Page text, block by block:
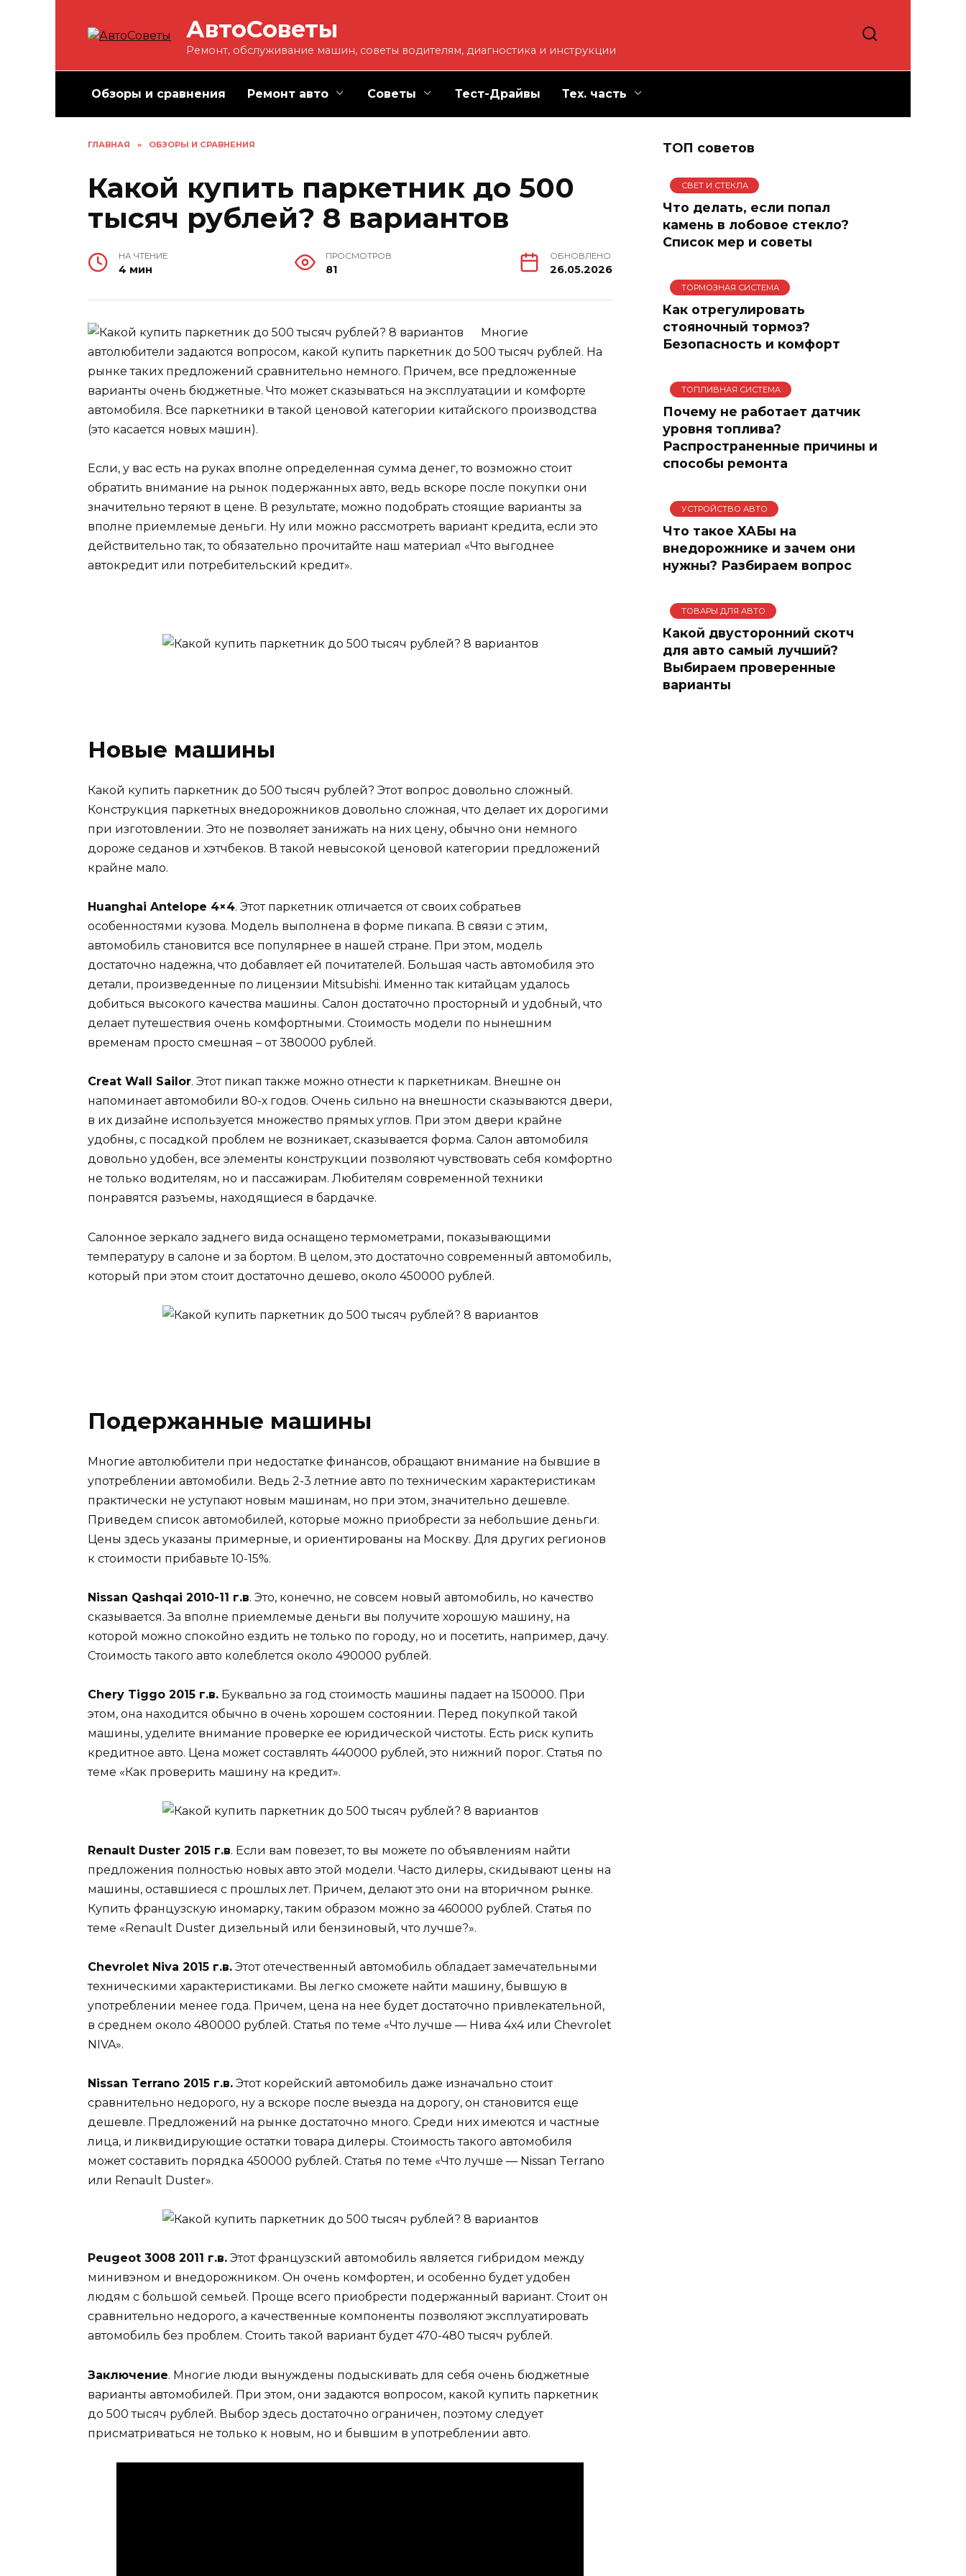
АвтоСоветы
Ремонт, обслуживание машин, советы водителям, диагностика и инструкции
Обзоры и сравнения Ремонт авто Советы Тест-Драйвы Тех. часть
ГЛАВНАЯ » ОБЗОРЫ И СРАВНЕНИЯ
Какой купить паркетник до 500
тысяч рублей? 8 вариантов
НА ЧТЕНИЕ
4 мин
ПРОСМОТРОВ
81
ОБНОВЛЕНО
26.05.2026
Многие
автолюбители задаются вопросом, какой купить паркетник до 500 тысяч рублей. На
рынке таких предложений сравнительно немного. Причем, все предложенные
варианты очень бюджетные. Что может сказываться на эксплуатации и комфорте
автомобиля. Все паркетники в такой ценовой категории китайского производства
(это касается новых машин).
Если, у вас есть на руках вполне определенная сумма денег, то возможно стоит
обратить внимание на рынок подержанных авто, ведь вскоре после покупки они
значительно теряют в цене. В результате, можно подобрать стоящие варианты за
вполне приемлемые деньги. Ну или можно рассмотреть вариант кредита, если это
действительно так, то обязательно прочитайте наш материал «Что выгоднее
автокредит или потребительский кредит».
Новые машины
Какой купить паркетник до 500 тысяч рублей? Этот вопрос довольно сложный.
Конструкция паркетных внедорожников довольно сложная, что делает их дорогими
при изготовлении. Это не позволяет занижать на них цену, обычно они немного
дороже седанов и хэтчбеков. В такой невысокой ценовой категории предложений
крайне мало.
Huanghai Antelope 4×4. Этот паркетник отличается от своих собратьев
особенностями кузова. Модель выполнена в форме пикапа. В связи с этим,
автомобиль становится все популярнее в нашей стране. При этом, модель
достаточно надежна, что добавляет ей почитателей. Большая часть автомобиля это
детали, произведенные по лицензии Mitsubishi. Именно так китайцам удалось
добиться высокого качества машины. Салон достаточно просторный и удобный, что
делает путешествия очень комфортными. Стоимость модели по нынешним
временам просто смешная – от 380000 рублей.
Creat Wall Sailor. Этот пикап также можно отнести к паркетникам. Внешне он
напоминает автомобили 80-х годов. Очень сильно на внешности сказываются двери,
в их дизайне используется множество прямых углов. При этом двери крайне
удобны, с посадкой проблем не возникает, сказывается форма. Салон автомобиля
довольно удобен, все элементы конструкции позволяют чувствовать себя комфортно
не только водителям, но и пассажирам. Любителям современной техники
понравятся разъемы, находящиеся в бардачке.
Салонное зеркало заднего вида оснащено термометрами, показывающими
температуру в салоне и за бортом. В целом, это достаточно современный автомобиль,
который при этом стоит достаточно дешево, около 450000 рублей.
Подержанные машины
Многие автолюбители при недостатке финансов, обращают внимание на бывшие в
употреблении автомобили. Ведь 2-3 летние авто по техническим характеристикам
практически не уступают новым машинам, но при этом, значительно дешевле.
Приведем список автомобилей, которые можно приобрести за небольшие деньги.
Цены здесь указаны примерные, и ориентированы на Москву. Для других регионов
к стоимости прибавьте 10-15%.
Nissan Qashqai 2010-11 г.в. Это, конечно, не совсем новый автомобиль, но качество
сказывается. За вполне приемлемые деньги вы получите хорошую машину, на
которой можно спокойно ездить не только по городу, но и посетить, например, дачу.
Стоимость такого авто колеблется около 490000 рублей.
Chery Tiggo 2015 г.в. Буквально за год стоимость машины падает на 150000. При
этом, она находится обычно в очень хорошем состоянии. Перед покупкой такой
машины, уделите внимание проверке ее юридической чистоты. Есть риск купить
кредитное авто. Цена может составлять 440000 рублей, это нижний порог. Статья по
теме «Как проверить машину на кредит».
Renault Duster 2015 г.в. Если вам повезет, то вы можете по объявлениям найти
предложения полностью новых авто этой модели. Часто дилеры, скидывают цены на
машины, оставшиеся с прошлых лет. Причем, делают это они на вторичном рынке.
Купить французскую иномарку, таким образом можно за 460000 рублей. Статья по
теме «Renault Duster дизельный или бензиновый, что лучше?».
Chevrolet Niva 2015 г.в. Этот отечественный автомобиль обладает замечательными
техническими характеристиками. Вы легко сможете найти машину, бывшую в
употреблении менее года. Причем, цена на нее будет достаточно привлекательной,
в среднем около 480000 рублей. Статья по теме «Что лучше — Нива 4х4 или Chevrolet
NIVA».
Nissan Terrano 2015 г.в. Этот корейский автомобиль даже изначально стоит
сравнительно недорого, ну а вскоре после выезда на дорогу, он становится еще
дешевле. Предложений на рынке достаточно много. Среди них имеются и частные
лица, и ликвидирующие остатки товара дилеры. Стоимость такого автомобиля
может составить порядка 450000 рублей. Статья по теме «Что лучше — Nissan Terrano
или Renault Duster».
Peugeot 3008 2011 г.в. Этот французский автомобиль является гибридом между
минивэном и внедорожником. Он очень комфортен, и особенно будет удобен
людям с большой семьей. Проще всего приобрести подержанный вариант. Стоит он
сравнительно недорого, а качественные компоненты позволяют эксплуатировать
автомобиль без проблем. Стоить такой вариант будет 470-480 тысяч рублей.
Заключение. Многие люди вынуждены подыскивать для себя очень бюджетные
варианты автомобилей. При этом, они задаются вопросом, какой купить паркетник
до 500 тысяч рублей. Выбор здесь достаточно ограничен, поэтому следует
присматриваться не только к новым, но и бывшим в употреблении авто.
ТОП советов
СВЕТ И СТЕКЛА
Что делать, если попал
камень в лобовое стекло?
Список мер и советы
ТОРМОЗНАЯ СИСТЕМА
Как отрегулировать
стояночный тормоз?
Безопасность и комфорт
ТОПЛИВНАЯ СИСТЕМА
Почему не работает датчик
уровня топлива?
Распространенные причины и
способы ремонта
УСТРОЙСТВО АВТО
Что такое ХАБы на
внедорожнике и зачем они
нужны? Разбираем вопрос
ТОВАРЫ ДЛЯ АВТО
Какой двусторонний скотч
для авто самый лучший?
Выбираем проверенные
варианты